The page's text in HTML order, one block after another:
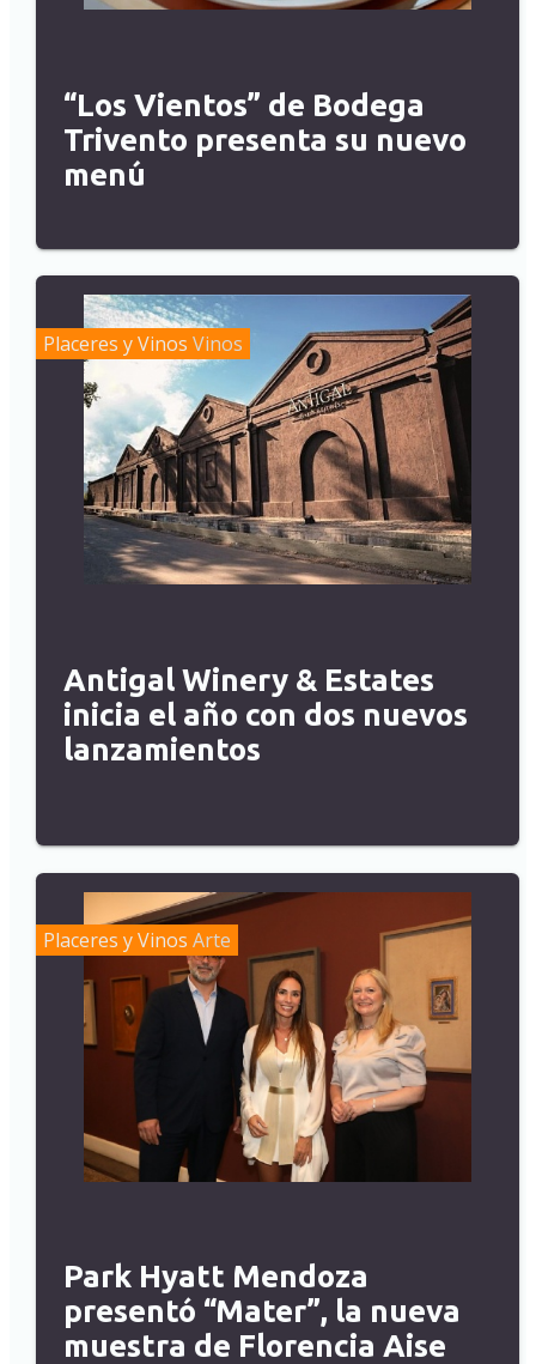
“Los Vientos” de Bodega
Trivento presenta su nuevo
menú
Placeres y Vinos Vinos
Antigal Winery & Estates
inicia el año con dos nuevos
lanzamientos
Placeres y Vinos Arte
Park Hyatt Mendoza
presentó “Mater”, la nueva
muestra de Florencia Aise